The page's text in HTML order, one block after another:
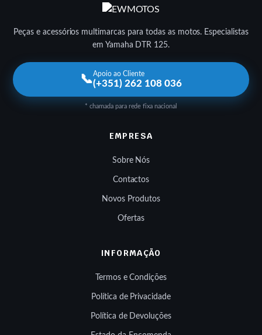
Peças e acessórios multimarcas para todas as motos. Especialistas
em Yamaha DTR 125.
📞Apoio ao Cliente
(+351) 262 108 036
* chamada para rede fixa nacional
EMPRESA
Sobre Nós
Contactos
Novos Produtos
Ofertas
INFORMAÇÃO
Termos e Condições
Política de Privacidade
Política de Devoluções